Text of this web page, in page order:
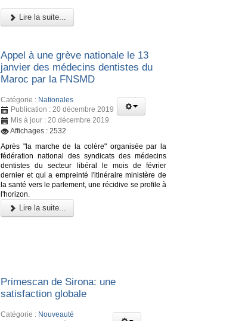
Lire la suite...
Appel à une grève nationale le 13
janvier des médecins dentistes du
Maroc par la FNSMD
Catégorie : Nationales
Publication : 20 décembre 2019
Mis à jour : 20 décembre 2019
Affichages : 2532
Après "la marche de la colère" organisée par la
fédération national des syndicats des médecins
dentistes du secteur libéral le mois de février
dernier et qui a empreinté l'itinéraire ministère de
la santé vers le parlement, une récidive se profile à
l'horizon.
Lire la suite...
Primescan de Sirona: une
satisfaction globale
Catégorie : Nouveauté